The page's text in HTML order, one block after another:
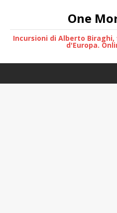
One
Incursioni di Alberto
d'Europa.